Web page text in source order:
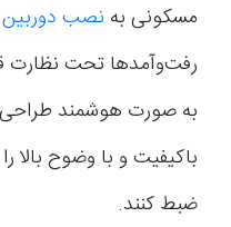
مسکونی به نصب دوربین‌
رفت‌وآمدها تحت نظارت
به صورت هوشمند
باکیفیت و با وضوح بالا
ضبط کنند.